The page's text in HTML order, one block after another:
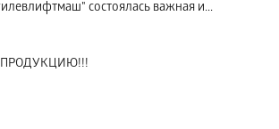
состоялась важная и...
ПРОДУКЦИЮ!!!